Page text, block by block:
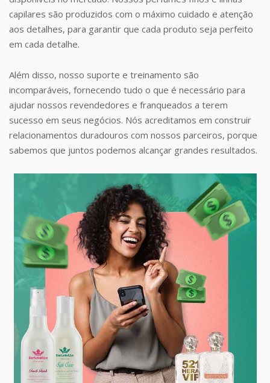
capilares são produzidos com o máximo cuidado e atenção
aos detalhes, para garantir que cada produto seja perfeito
em cada detalhe.
Além disso, nosso suporte e treinamento são
incomparáveis, fornecendo tudo o que é necessário para
ajudar nossos revendedores e franqueados a terem
sucesso em seus negócios. Nós acreditamos em construir
relacionamentos duradouros com nossos parceiros, porque
sabemos que juntos podemos alcançar grandes resultados.